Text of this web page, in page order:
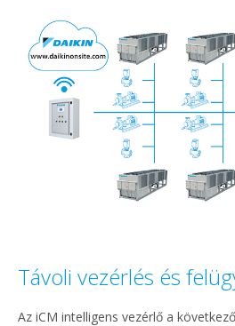
Távoli vezérlés és
Az iCM intelligens vezérlő a